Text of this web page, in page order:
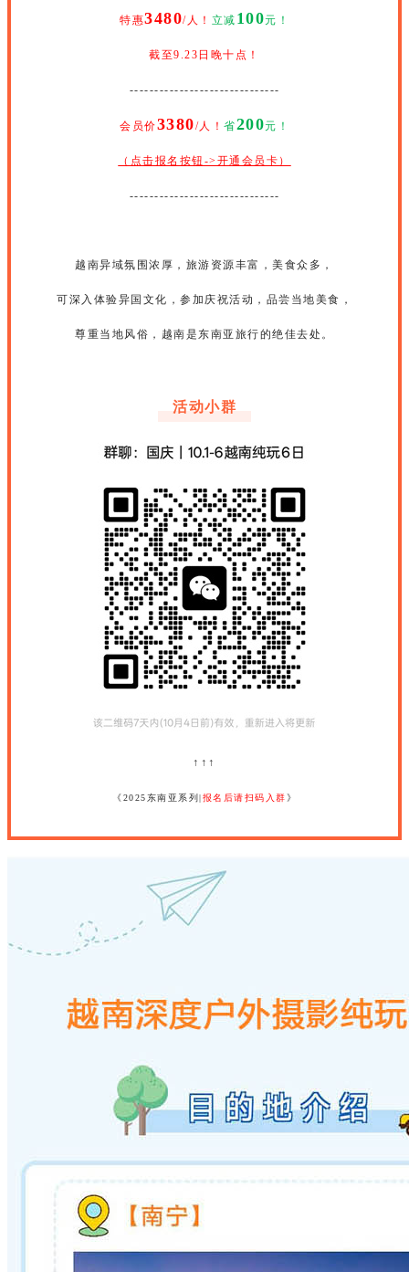
特惠3480/人！ 立减 100元！
截至9.23日晚十点！
------------------------------
会员价3380/人！ 省200元！
（点击报名按钮->开通会员卡）
------------------------------
越南异域氛围浓厚，旅游资源丰富，美食众多，
可深入体验异国文化，参加庆祝活动，品尝当地美食，
尊重当地风俗，越南是东南亚旅行的绝佳去处。
活动小群
↑↑↑
《2025东南亚系列|报名后请扫码入群》